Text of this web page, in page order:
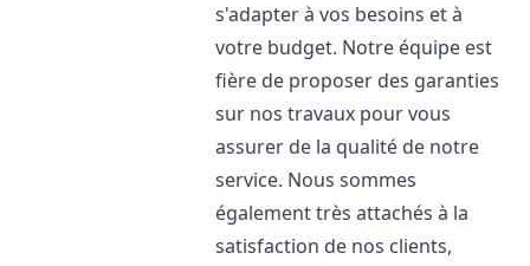
s'adapter à vos besoins et à
votre budget. Notre équipe est
fière de proposer des garanties
sur nos travaux pour vous
assurer de la qualité de notre
service. Nous sommes
également très attachés à la
satisfaction de nos clients,